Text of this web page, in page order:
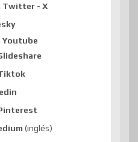
Twitter - X
Youtube
(inglés)